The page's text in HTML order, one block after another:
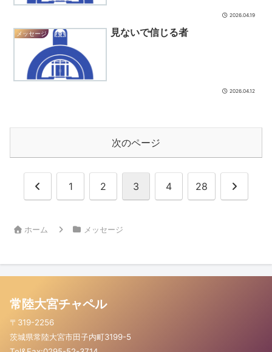
2026.04.19
メッセージ 見ないで信じる者
2026.04.12
次のページ
前 1 2 3 4 28 次
ホーム メッセージ
常陸大宮チャペル
〒319-2256
茨城県常陸大宮市田子内町3199-5